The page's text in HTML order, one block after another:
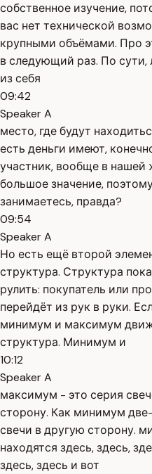
собственное изучение,
вас нет технической
крупными объёмами. Про
в следующий раз. По сути,
из себя
09:42
Speaker A
место, где будут
есть деньги имеют,
участник, вообще в
большое значение,
занимаетесь, правда?
09:54
Speaker A
Но есть ещё второй
структура. Структура
рулить: покупатель или
перейдёт из рук в руки.
минимум и максимум
структура. Минимум и
10:12
Speaker A
максимум - это серия
сторону. Как минимум
свечи в другую сторону.
находятся здесь, здесь,
здесь, здесь и вот